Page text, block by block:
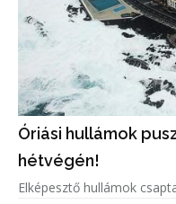
Óriási hullámok
hétvégén!
Elképesztő hullámok